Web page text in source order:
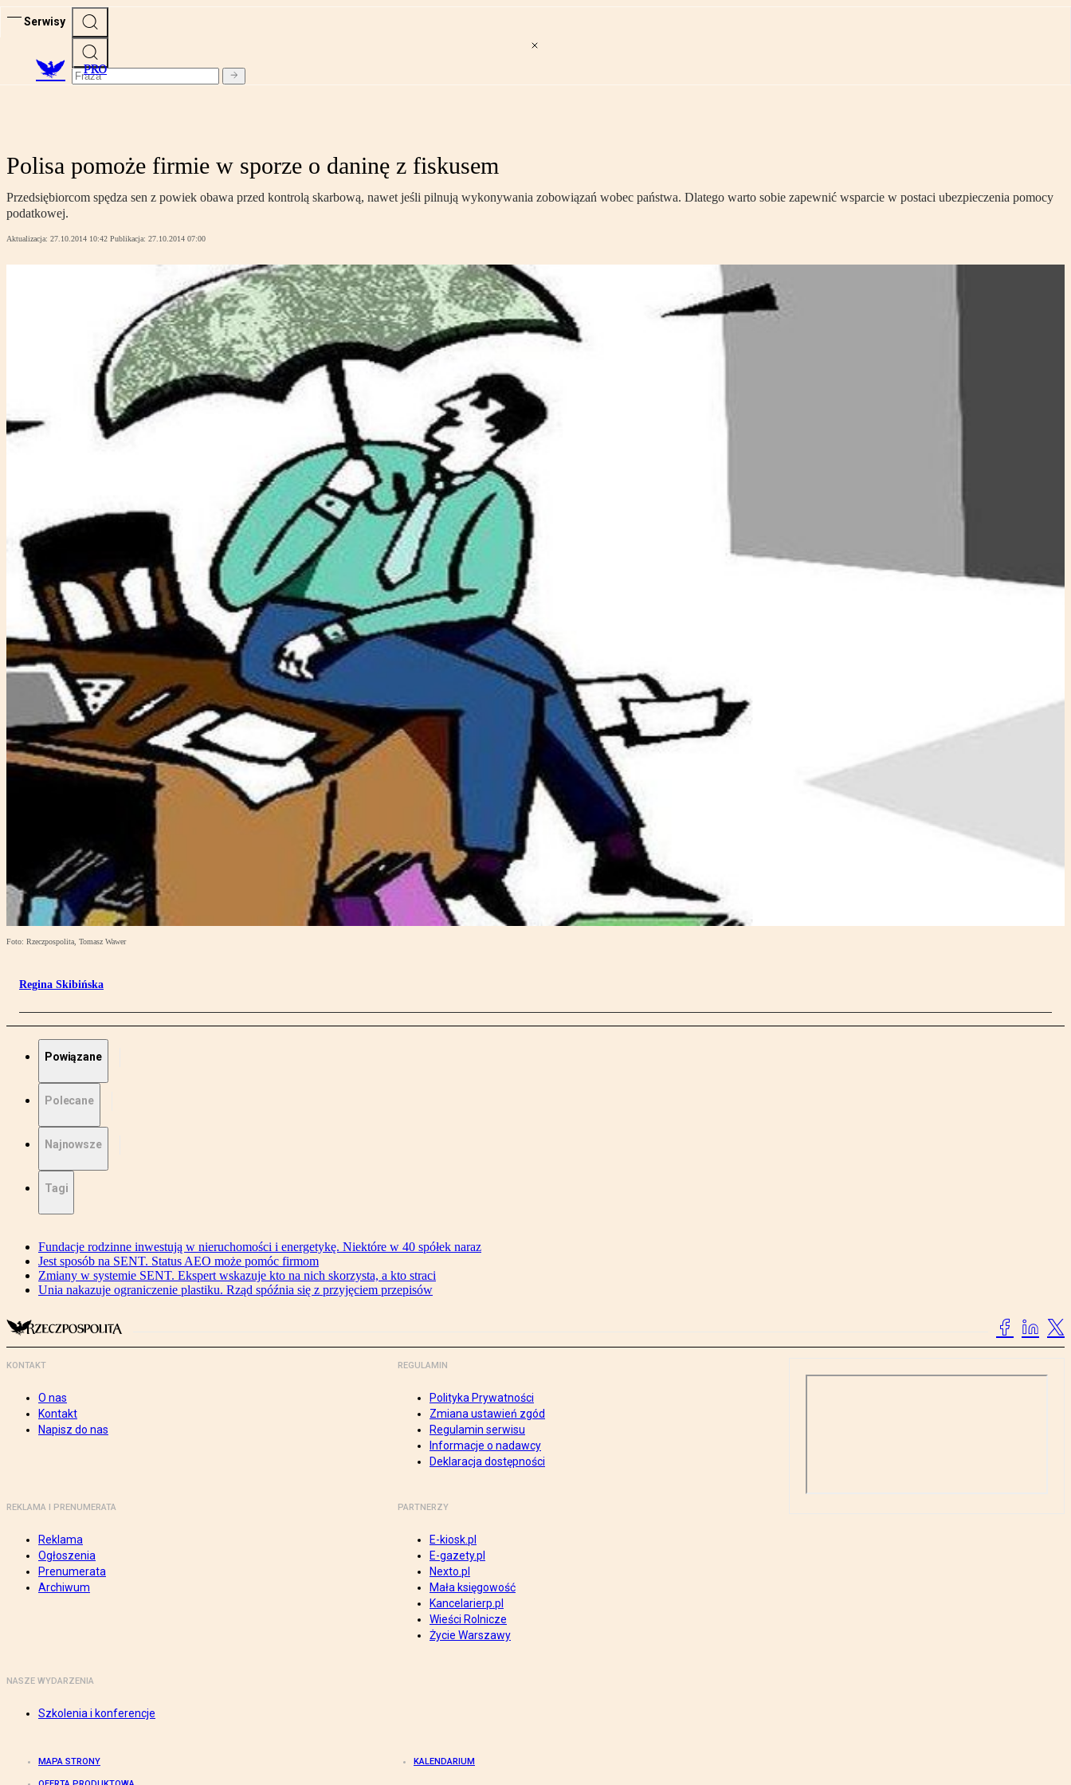
Serwisy
PRO
Polisa pomoże firmie w sporze o daninę z fiskusem
Przedsiębiorcom spędza sen z powiek obawa przed kontrolą skarbową, nawet jeśli pilnują wykonywania zobowiązań wobec państwa. Dlatego warto sobie zapewnić wsparcie w postaci ubezpieczenia pomocy
podatkowej.
Aktualizacja: 27.10.2014 10:42 Publikacja: 27.10.2014 07:00
Foto: Rzeczpospolita, Tomasz Wawer
Regina Skibińska
Powiązane
Polecane
Najnowsze
Tagi
Fundacje rodzinne inwestują w nieruchomości i energetykę. Niektóre w 40 spółek naraz
Jest sposób na SENT. Status AEO może pomóc firmom
Zmiany w systemie SENT. Ekspert wskazuje kto na nich skorzysta, a kto straci
Unia nakazuje ograniczenie plastiku. Rząd spóźnia się z przyjęciem przepisów
KONTAKT
O nas
Kontakt
Napisz do nas
REGULAMIN
Polityka Prywatności
Zmiana ustawień zgód
Regulamin serwisu
Informacje o nadawcy
Deklaracja dostępności
REKLAMA I PRENUMERATA
Reklama
Ogłoszenia
Prenumerata
Archiwum
PARTNERZY
E-kiosk.pl
E-gazety.pl
Nexto.pl
Mała księgowość
Kancelarierp.pl
Wieści Rolnicze
Życie Warszawy
NASZE WYDARZENIA
Szkolenia i konferencje
MAPA STRONY KALENDARIUM